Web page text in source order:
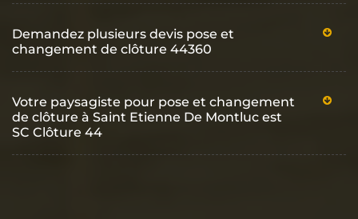
Demandez plusieurs devis pose et
changement de clôture 44360
Votre paysagiste pour pose et changement
de clôture à Saint Etienne De Montluc est
SC Clôture 44